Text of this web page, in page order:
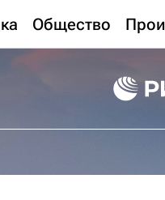
Общество